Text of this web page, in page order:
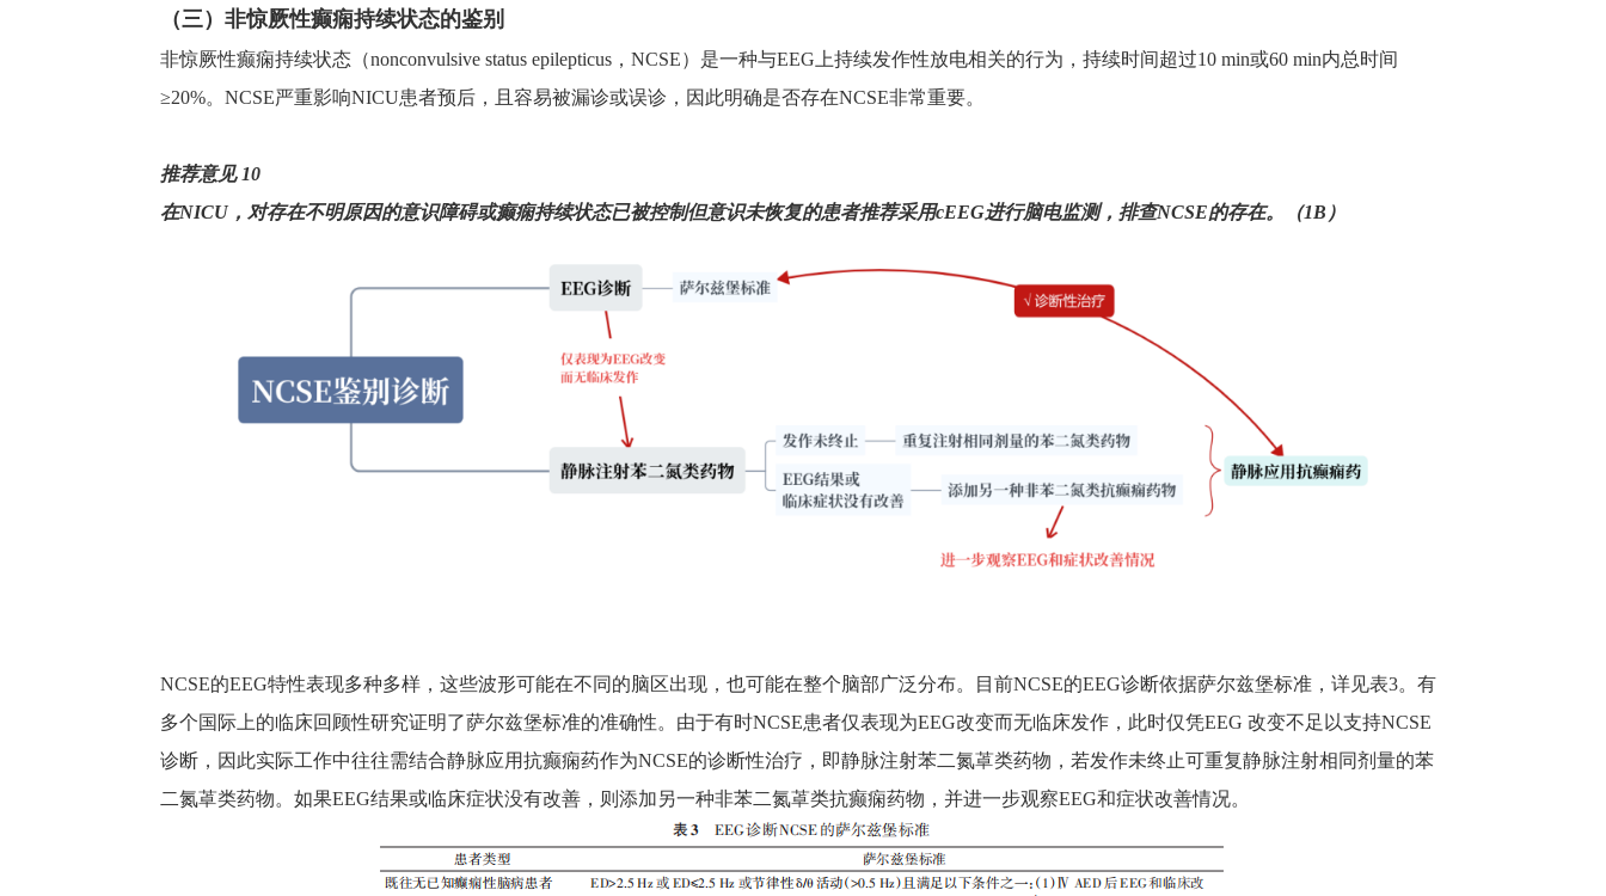
（三）非惊厥性癫痫持续状态的鉴别
非惊厥性癫痫持续状态（nonconvulsive status epilepticus ，NCSE）是一种与EEG上持续发作性放电相关的行为，持续时间超过10 min或60 min内总时间
≥20%。NCSE严重影响NICU患者预后，且容易被漏诊或误诊，因此明确是否存在NCSE非常重要。
推荐意见 10
在NICU，对存在不明原因的意识障碍或癫痫持续状态已被控制但意识未恢复的患者推荐采用cEEG进行脑电监测，排查NCSE的存在。（1B ）
NCSE的EEG特性表现多种多样，这些波形可能在不同的脑区出现，也可能在整个脑部广泛分布。目前NCSE的EEG诊断依据萨尔兹堡标准，详见表3。有
多个国际上的临床回顾性研究证明了萨尔兹堡标准的准确性。由于有时NCSE患者仅表现为EEG改变而无临床发作，此时仅凭EEG改变不足以支持NCSE
诊断，因此实际工作中往往需结合静脉应用抗癫痫药作为NCSE的诊断性治疗，即静脉注射苯二氮䓬类药物，若发作未终止可重复静脉注射相同剂量的苯
二氮䓬类药物。如果EEG结果或临床症状没有改善，则添加另一种非苯二氮䓬类抗癫痫药物，并进一步观察EEG和症状改善情况。